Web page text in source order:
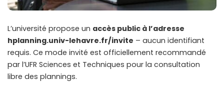
L’université propose un accès public à l’adresse
hplanning.univ-lehavre.fr/invite – aucun identifiant
requis. Ce mode invité est officiellement recommandé
par l’UFR Sciences et Techniques pour la consultation
libre des plannings.